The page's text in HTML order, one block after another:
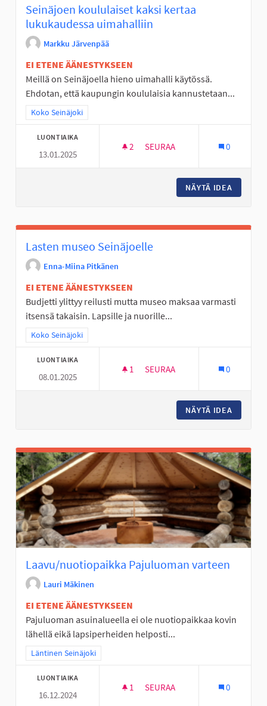
Seinäjoen koululaiset kaksi kertaa
lukukaudessa uimahalliin
Markku Järvenpää
EI ETENE ÄÄNESTYKSEEN
Meillä on Seinäjoella hieno uimahalli käytössä.
Ehdotan, että kaupungin koululaisia kannustetaan...
Rajaa tulokset teeman mukaan: Koko Seinäjoki
Koko Seinäjoki
LUONTIAIKA
13.01.2025
2 2 SEURAAJAA
SEURAA 0
NÄYTÄ IDEA
Lasten museo Seinäjoelle
Enna-Miina Pitkänen
EI ETENE ÄÄNESTYKSEEN
Budjetti ylittyy reilusti mutta museo maksaa varmasti
itsensä takaisin. Lapsille ja nuorille...
Rajaa tulokset teeman mukaan: Koko Seinäjoki
Koko Seinäjoki
LUONTIAIKA
08.01.2025
1 1 SEURAAJA
SEURAA 0
NÄYTÄ IDEA
Laavu/nuotiopaikka Pajuluoman varteen
Lauri Mäkinen
EI ETENE ÄÄNESTYKSEEN
Pajuluoman asuinalueella ei ole nuotiopaikkaa kovin
lähellä eikä lapsiperheiden helposti...
Rajaa tulokset teeman mukaan: Läntinen Seinäjoki
Läntinen Seinäjoki
LUONTIAIKA
16.12.2024
1 1 SEURAAJA
SEURAA 0